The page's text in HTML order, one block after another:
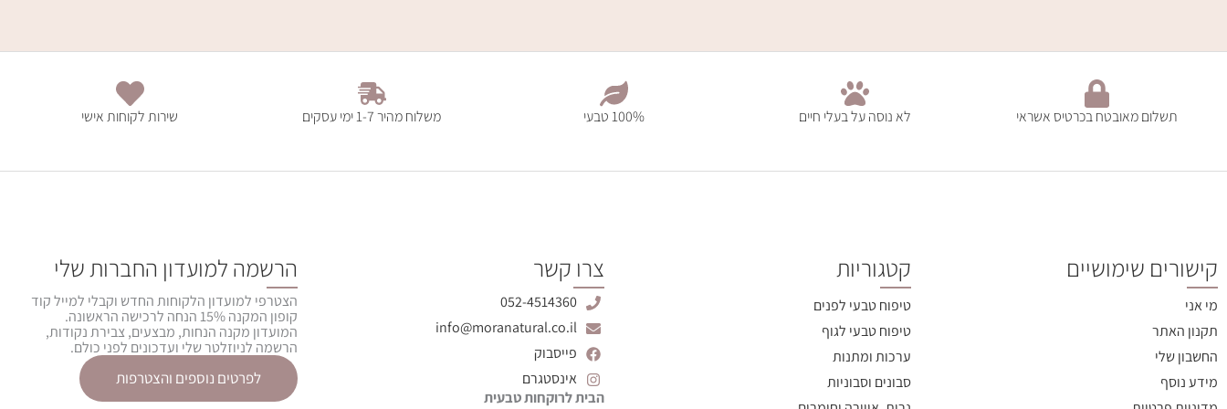
תשלום מאובטח בכרטיס אשראי לא נוסה על בעלי חיים 100% טבעי משלוח מהיר 1-7 ימי עסקים שירות לקוחות אישי
קישורים שימושיים
מי אני
תקנון האתר
החשבון שלי
מידע נוסף
קטגוריות
טיפוח טבעי לפנים
טיפוח טבעי לגוף
ערכות ומתנות
סבונים וסבוניות
צרו קשר
052-4514360
info@moranatural.co.il
פייסבוק
אינסטגרם
הבית לרוקחות טבעית
הרשמה למועדון החברות שלי
הצטרפי למועדון הלקוחות החדש וקבלי למייל קוד
קופון המקנה 15% הנחה לרכישה הראשונה.
המועדון מקנה הנחות, מבצעים, צבירת נקודות,
הרשמה לניוזלטר שלי ועדכונים לפני כולם.
לפרטים נוספים והצטרפות